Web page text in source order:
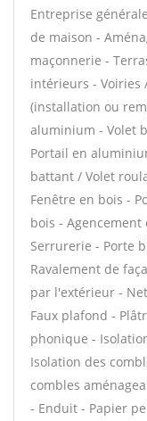
Entreprise
de maison -
maçonnerie -
intérieurs - Voiries
(installation ou
aluminium - Volet
Portail en
battant / Volet
Fenêtre en bois -
bois -
Serrurerie - Porte
Ravalement de
par l'extérieur -
Faux plafond -
phonique -
Isolation des
combles
- Enduit - Papier